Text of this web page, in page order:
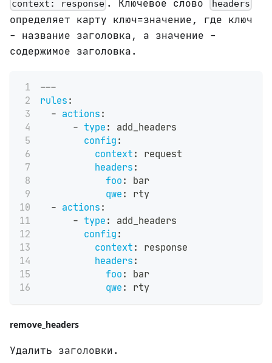
context: response . Ключевое слово headers
определяет карту ключ=значение, где ключ
- название заголовка, а значение -
содержимое заголовка.
---
rules :
- actions :
- type :
add_headers
config :
context :
request
headers :
foo :
bar
qwe :
rty
- actions :
- type :
add_headers
config :
context :
response
headers :
foo :
bar
qwe : rty
remove_headers
Удалить заголовки.